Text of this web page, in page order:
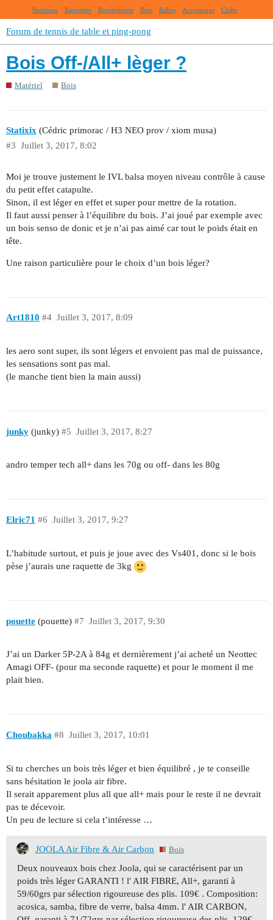
Boutique Raquettes Revêtements Bois Balles Accessoires Clubs
Forum de tennis de table et ping-pong
Bois Off-/All+ lèger ?
Matériel Bois
Statixix (Cédric primorac / H3 NEO prov / xiom musa)
Juillet 3, 2017, 8:02
#3
Moi je trouve justement le IVL balsa moyen niveau contrôle à cause
du petit effet catapulte.
Sinon, il est léger en effet et super pour mettre de la rotation.
Il faut aussi penser à l’équilibre du bois. J’ai joué par exemple avec
un bois senso de donic et je n’ai pas aimé car tout le poids était en
tête.
Une raison particulière pour le choix d’un bois léger?
Art1810 Juillet 3, 2017, 8:09
#4
les aero sont super, ils sont légers et envoient pas mal de puissance,
les sensations sont pas mal.
(le manche tient bien la main aussi)
junky (junky) Juillet 3, 2017, 8:27
#5
andro temper tech all+ dans les 70g ou off- dans les 80g
Elric71 Juillet 3, 2017, 9:27
#6
L’habitude surtout, et puis je joue avec des Vs401, donc si le bois
pèse j’aurais une raquette de 3kg
pouette (pouette) Juillet 3, 2017, 9:30
#7
J’ai un Darker 5P-2A à 84g et dernièrement j’ai acheté un Neottec
Amagi OFF- (pour ma seconde raquette) et pour le moment il me
plait bien.
Choubakka Juillet 3, 2017, 10:01
#8
Si tu cherches un bois très léger et bien équilibré , je te conseille
sans hésitation le joola air fibre.
Il serait apparement plus all que all+ mais pour le reste il ne devrait
pas te décevoir.
Un peu de lecture si cela t’intéresse …
JOOLA Air Fibre & Air Carbon Bois
Deux nouveaux bois chez Joola, qui se caractérisent par un
poids très léger GARANTI ! l' AIR FIBRE, All+, garanti à
59/60grs par sélection rigoureuse des plis. 109€ . Composition:
acosica, samba, fibre de verre, balsa 4mm. l' AIR CARBON,